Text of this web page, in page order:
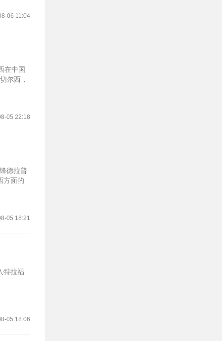
06 11:04
在中国
尔西，
05 22:18
德拉普
方面的
05 18:21
特拉福
05 18:06